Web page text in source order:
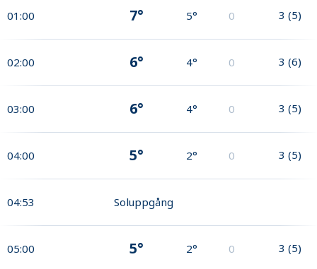
01:00 7° 5° 0 3 (5)
02:00 6° 4° 0 3 (6)
03:00 6° 4° 0 3 (5)
04:00 5° 2° 0 3 (5)
04:53 Soluppgång
05:00 5° 2° 0 3 (5)